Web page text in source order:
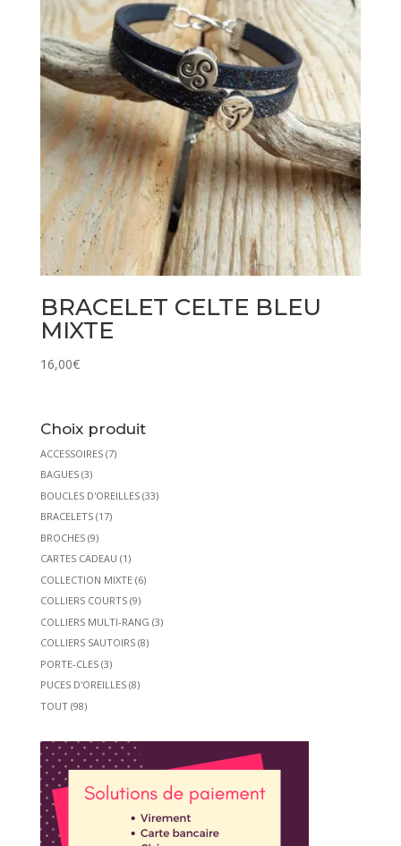
50,00€
BRACELET CELTE BLEU
MIXTE
16,00€
Choix produit
ACCESSOIRES (7)
BAGUES (3)
BOUCLES D'OREILLES (33)
BRACELETS (17)
BROCHES (9)
CARTES CADEAU (1)
COLLECTION MIXTE (6)
COLLIERS COURTS (9)
COLLIERS MULTI-RANG (3)
COLLIERS SAUTOIRS (8)
PORTE-CLES (3)
PUCES D'OREILLES (8)
TOUT (98)